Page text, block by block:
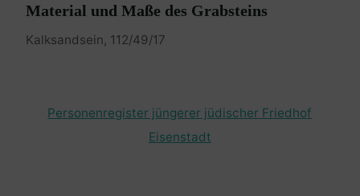
Material und Maße des Grabsteins
Kalksandsein, 112/49/17
Personenregister jüngerer jüdischer Friedhof
Eisenstadt